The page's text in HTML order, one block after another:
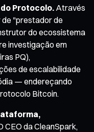
Protocolo. Através
de "prestador de
do ecossistema
investigação em
PQ),
de escalabilidade
— endereçando
Bitcoin.
CEO da CleanSpark,